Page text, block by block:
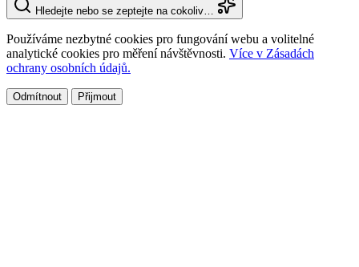
Hledejte nebo se zeptejte na cokoliv…
Používáme nezbytné cookies pro fungování webu a volitelné
analytické cookies pro měření návštěvnosti. Více v Zásadách
ochrany osobních údajů.
Odmítnout Přijmout